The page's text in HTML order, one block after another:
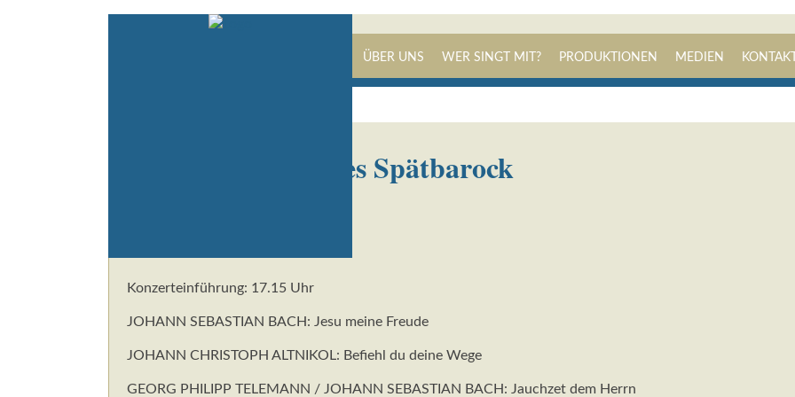
ÜBER UNS WER SINGT MIT? PRODUKTIONEN MEDIEN
Choralmotetten des Spätbarock
Konzerteinführung: 17.15 Uhr
JOHANN SEBASTIAN BACH: Jesu meine Freude
JOHANN CHRISTOPH ALTNIKOL: Befiehl du deine Wege
GEORG PHILIPP TELEMANN / JOHANN SEBASTIAN BACH: Jauchzet dem Herrn